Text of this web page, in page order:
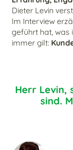
Dieter Levin
Im Interview
geführt hat, was
immer gilt:
Herr Levin,
sind.